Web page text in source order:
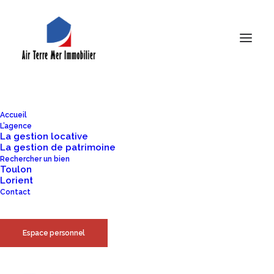
Accueil
L’agence
La gestion locative
La gestion de patrimoine
Rechercher un bien
Toulon
Lorient
Contact
Espace personnel
De grandes choses se profilent
Quelque chose d’énorme se prépare ! Notre boutique est en
chantier et sera bientôt lancée !